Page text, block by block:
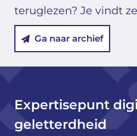
teruglezen? Je vindt
Ga naar archief
Expertisepunt
geletterdheid